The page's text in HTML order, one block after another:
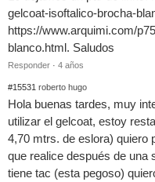
gelcoat-isoftalico-brocha-
https://www.arquimi.com/
blanco.html. Saludos
Responder · 4 años
#15531 roberto hugo
Hola buenas tardes, muy
utilizar el gelcoat, estoy
4,70 mtrs. de eslora) quiero
que realice después de una
tiene tac (esta pegoso)